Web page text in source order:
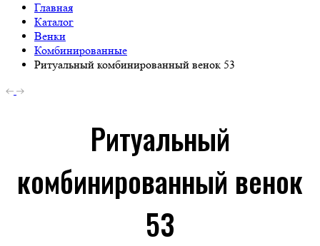
Главная
Каталог
Венки
Комбинированные
Ритуальный комбинированный венок 53
Ритуальный
комбинированный венок
53